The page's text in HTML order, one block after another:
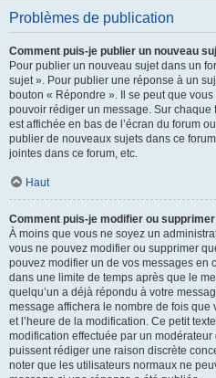
Problèmes de publication
Comment puis-je publier un nouveau
Pour publier un nouveau sujet dans un
sujet ». Pour publier une réponse à un
bouton « Répondre ». Il se peut que
pouvoir rédiger un message. Sur
est affichée en bas de l’écran du forum
publier de nouveaux sujets dans ce
jointes dans ce forum, etc.
Haut
Comment puis-je modifier ou
À moins que vous ne soyez un
vous ne pouvez modifier ou supprimer
pouvez modifier un de vos messages en
dans une limite de temps après que le
quelqu’un a déjà répondu à votre
message affichera le nombre de fois que
et l’heure de la modification. Ce petit
modification effectuée par un modérateur
puissent rédiger une raison discrète
noter que les utilisateurs normaux ne